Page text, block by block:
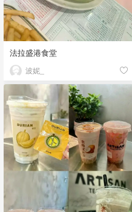
法拉盛港食堂
波妮_